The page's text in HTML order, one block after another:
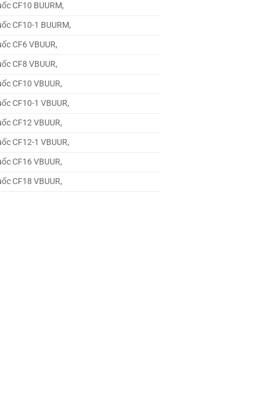
CF10 BUURM,
CF10-1 BUURM,
CF6 VBUUR,
CF8 VBUUR,
CF10 VBUUR,
CF10-1 VBUUR,
CF12 VBUUR,
CF12-1 VBUUR,
CF16 VBUUR,
CF18 VBUUR,